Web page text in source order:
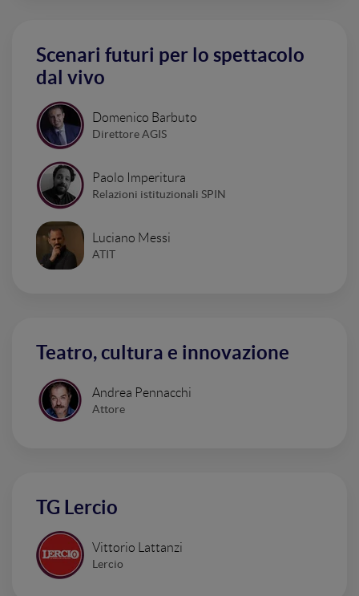
Scenari futuri per lo spettacolo
dal vivo
Domenico Barbuto
Direttore AGIS
Paolo Imperitura
Relazioni istituzionali SPIN
Luciano Messi
ATIT
Teatro, cultura e innovazione
Andrea Pennacchi
Attore
TG Lercio
Vittorio Lattanzi
Lercio